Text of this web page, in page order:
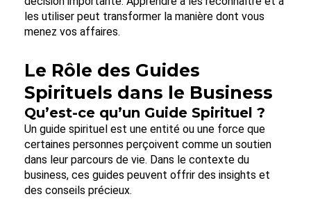
les utiliser peut transformer la manière dont vous
menez vos affaires.
Le Rôle des Guides
Spirituels dans le Business
Qu’est-ce qu’un Guide Spirituel ?
Un guide spirituel est une entité ou une force que
certaines personnes perçoivent comme un soutien
dans leur parcours de vie. Dans le contexte du
business, ces guides peuvent offrir des insights et
des conseils précieux.